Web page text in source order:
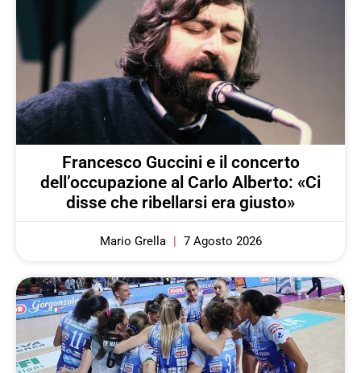
Francesco Guccini e il concerto
dell’occupazione al Carlo Alberto: «Ci
disse che ribellarsi era giusto»
Mario Grella 7 Agosto 2026